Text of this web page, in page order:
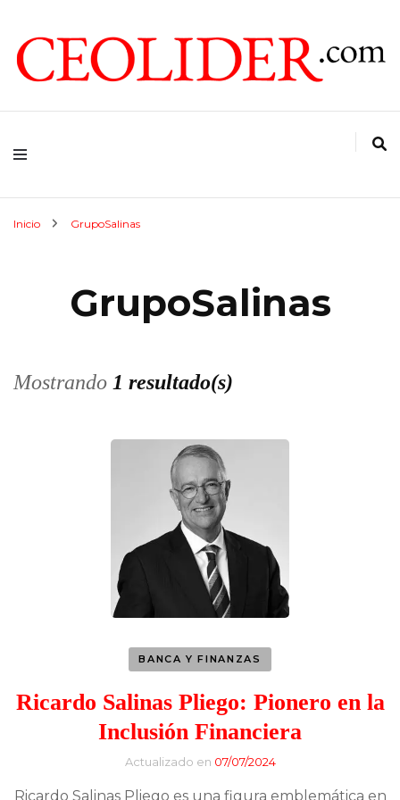
CEOLIDER.COM
Inicio GrupoSalinas
GrupoSalinas
Mostrando 1 resultado(s)
BANCA Y FINANZAS
Ricardo Salinas Pliego: Pionero en la
Inclusión Financiera
Actualizado en 07/07/2024
Ricardo Salinas Pliego es una figura emblemática en